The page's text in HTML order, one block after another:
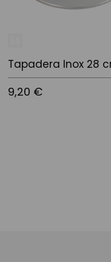
Tapadera Inox 28
9,20 €